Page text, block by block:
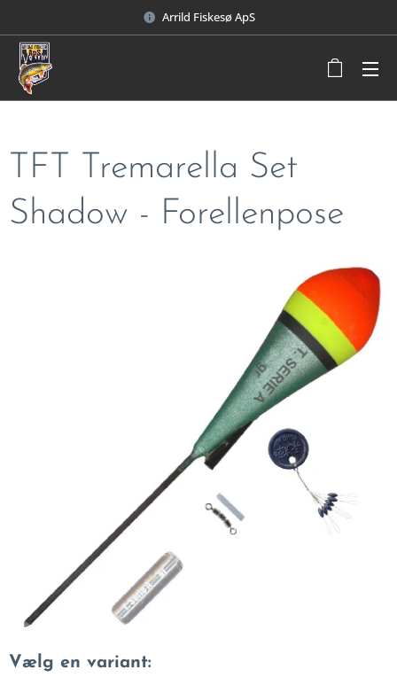
Arrild Fiskesø ApS
TFT Tremarella Set
Shadow - Forellenpose
Vælg en variant: